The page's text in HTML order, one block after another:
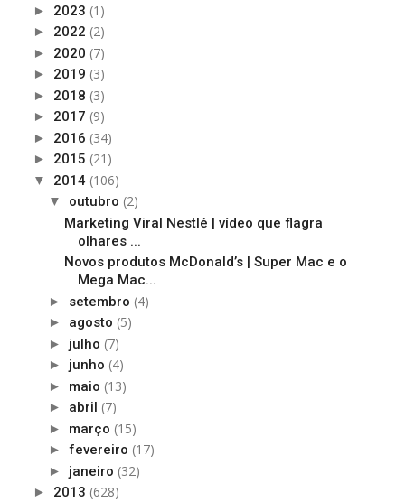
► 2023 (1)
► 2022 (2)
► 2020 (7)
► 2019 (3)
► 2018 (3)
► 2017 (9)
► 2016 (34)
► 2015 (21)
▼ 2014 (106)
▼ outubro (2)
Marketing Viral Nestlé | vídeo que flagra
olhares ...
Novos produtos McDonald’s | Super Mac e o
Mega Mac...
► setembro (4)
► agosto (5)
► julho (7)
► junho (4)
► maio (13)
► abril (7)
► março (15)
► fevereiro (17)
► janeiro (32)
► 2013 (628)